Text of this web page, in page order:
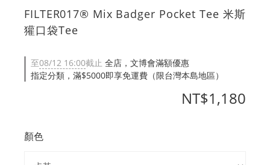
FILTER017® Mix Badger Pocket Tee 米斯
獾口袋Tee
至08/12 16:00截止 全店，文博會滿額優惠
指定分類，滿$5000即享免運費（限台灣本島地區）
NT$1,180
顏色